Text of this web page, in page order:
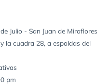
Julio - San Juan de Miraflores
la cuadra 28, a espaldas del
pm